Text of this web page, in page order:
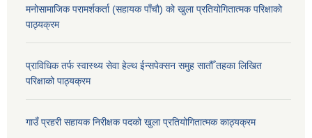
मनोसामाजिक परामर्शकर्ता (सहायक पाँचौ) को खुला प्रतियोगितात्मक परिक्षाको
पाठ्यक्रम
प्राविधिक तर्फ स्वास्थ्य सेवा हेल्थ ईन्सपेक्सन समुह सातौँ तहका लिखित
परिक्षाको पाठ्यक्रम
गाउँ प्रहरी सहायक निरीक्षक पदको खुला प्रतियोगितात्मक काठ्यक्रम